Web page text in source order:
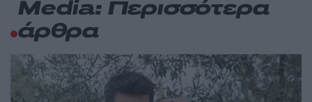
Media: Περισσότερα
άρθρα